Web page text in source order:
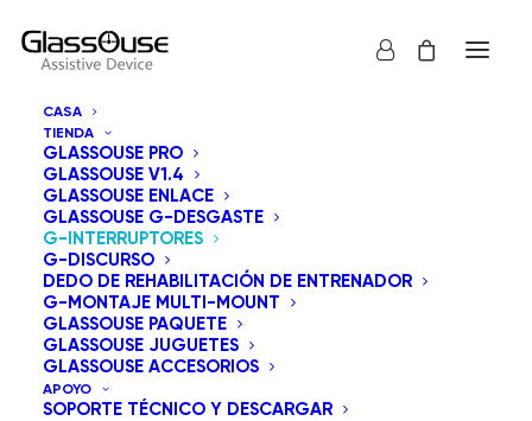
CASA
TIENDA
GLASSOUSE PRO
GLASSOUSE V1.4
GLASSOUSE ENLACE
GLASSOUSE G-DESGASTE
G-INTERRUPTORES
G-DISCURSO
DEDO DE REHABILITACIÓN DE ENTRENADOR
G-MONTAJE MULTI-MOUNT
GLASSOUSE PAQUETE
GLASSOUSE JUGUETES
GLASSOUSE ACCESORIOS
APOYO
SOPORTE TÉCNICO Y DESCARGAR